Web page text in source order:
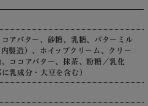
アバター、砂糖、乳糖、バターミル
製造）、ホイップクリーム、クリー
ココアバター、抹茶、粉糖／乳化
乳成分・大豆を含む）